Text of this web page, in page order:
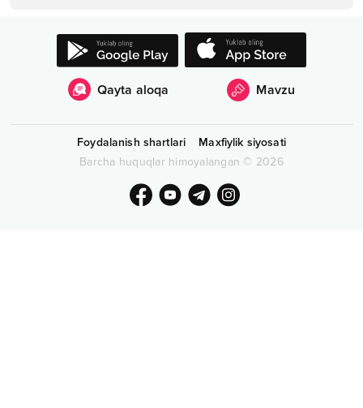
Qayta aloqa Mavzu
Foydalanish shartlari
Maxfiylik siyosati
Barcha huquqlar himoyalangan © 2026